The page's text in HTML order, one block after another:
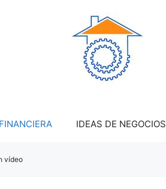
IDEAS DE NEGOCIOS
vídeo